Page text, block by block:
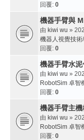
回覆: 0
機器手臂與
由 kiwi wu »
機器人視覺技
回覆: 0
機器手臂水
由 kiwi wu »
RobotSim 卓智
回覆: 0
機器手臂主
由 kiwi wu »
RobotSim 卓智
回覆: 0